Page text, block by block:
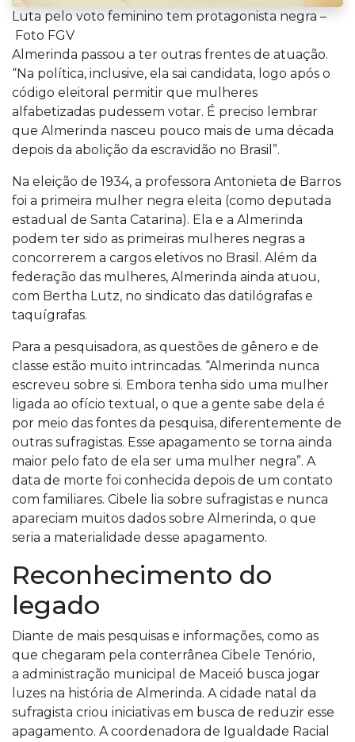
Luta pelo voto feminino tem protagonista negra –
Foto FGV
Almerinda passou a ter outras frentes de atuação.
“Na política, inclusive, ela sai candidata, logo após o
código eleitoral permitir que mulheres
alfabetizadas pudessem votar. É preciso lembrar
que Almerinda nasceu pouco mais de uma década
depois da abolição da escravidão no Brasil”.
Na eleição de 1934, a professora Antonieta de Barros
foi a primeira mulher negra eleita (como deputada
estadual de Santa Catarina). Ela e a Almerinda
podem ter sido as primeiras mulheres negras a
concorrerem a cargos eletivos no Brasil. Além da
federação das mulheres, Almerinda ainda atuou,
com Bertha Lutz, no sindicato das datilógrafas e
taquígrafas.
Para a pesquisadora, as questões de gênero e de
classe estão muito intrincadas. “Almerinda nunca
escreveu sobre si. Embora tenha sido uma mulher
ligada ao ofício textual, o que a gente sabe dela é
por meio das fontes da pesquisa, diferentemente de
outras sufragistas. Esse apagamento se torna ainda
maior pelo fato de ela ser uma mulher negra”. A
data de morte foi conhecida depois de um contato
com familiares. Cibele lia sobre sufragistas e nunca
apareciam muitos dados sobre Almerinda, o que
seria a materialidade desse apagamento.
Reconhecimento do
legado
Diante de mais pesquisas e informações, como as
que chegaram pela conterrânea Cibele Tenório,
a administração municipal de Maceió busca jogar
luzes na história de Almerinda. A cidade natal da
sufragista criou iniciativas em busca de reduzir esse
apagamento. A coordenadora de Igualdade Racial